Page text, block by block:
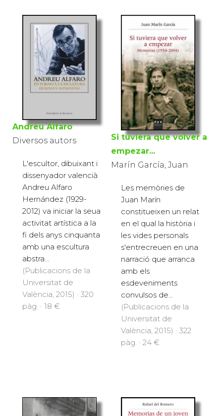
Andreu Alfaro
Diversos autors
L'escultor, dibuixant i
dissenyador valencià
Andreu Alfaro
Hernández (1929-
2012) va iniciar la seua
activitat artística a la
fi dels anys cinquanta
amb una escultura
abstra...
(Publicacions de la
Universitat de
València, 2015) · 320
pàg. · 18 €
Si tuviera que volver a
empezar...
Marín García, Juan
Les memòries de
Juan Marín
constitueixen un relat
en el qual la història i
les vides personals
s'entrecreuen en una
narració que arranca
amb els
esdeveniments
convulsos de...
(Publicacions de la
Universitat de
València, 2015) · 322
pàg. · 24 €